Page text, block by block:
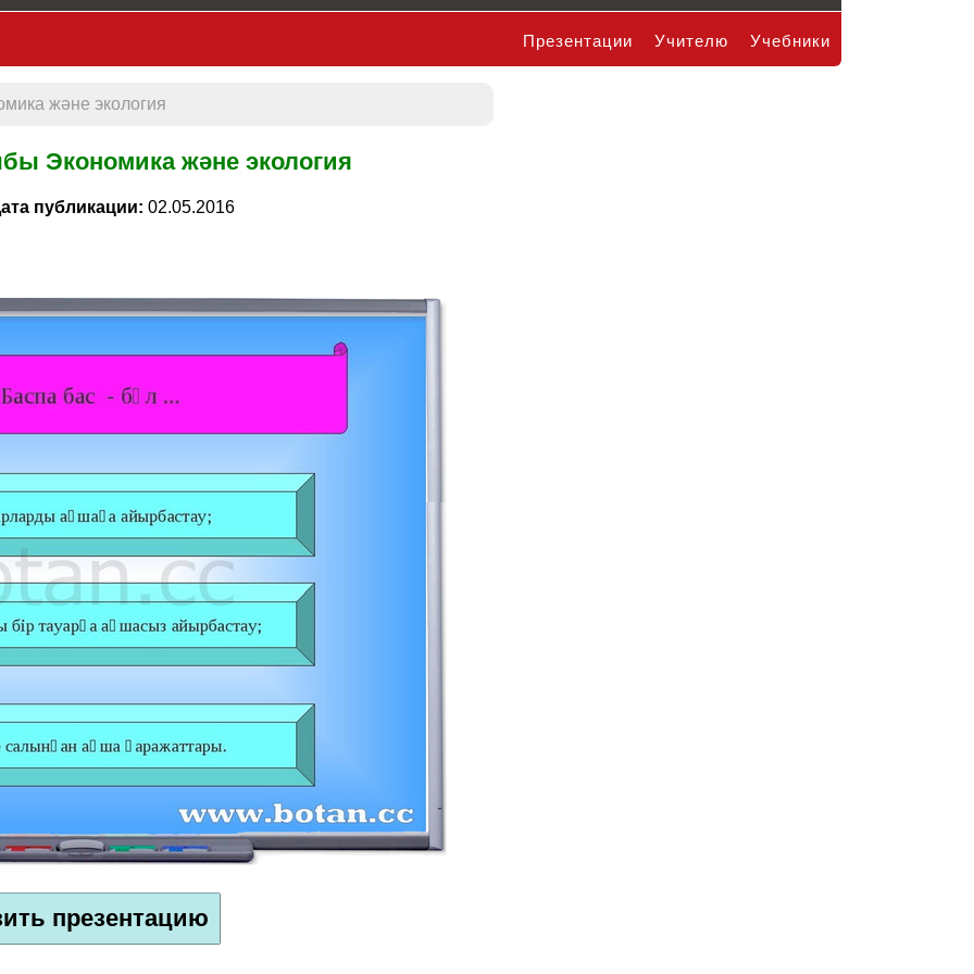
Учебники
Учителю
Презентации
және экология
Экономика және экология
публикации: 02.05.2016
презентацию